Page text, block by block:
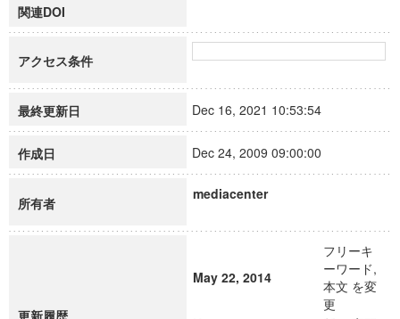
関連DOI
アクセス条件
最終更新日 Dec 16, 2021 10:53:54
作成日 Dec 24, 2009 09:00:00
所有者
mediacenter
更新履歴
May 22, 2014
フリーキ
ーワード,
本文 を変
更